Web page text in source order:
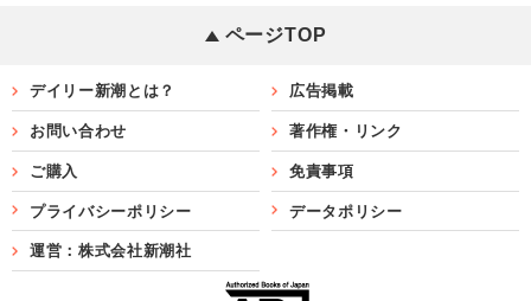
ページTOP
デイリー新潮とは？ 広告掲載
お問い合わせ 著作権・リンク
ご購入 免責事項
プライバシーポリシー データポリシー
運営：株式会社新潮社